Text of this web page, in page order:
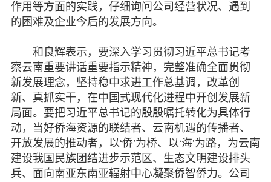
作用等方面的实践，仔细询问公司经营状况、遇到
的困难及企业今后的发展方向。
和良辉表示，要深入学习贯彻习近平总书记考
察云南重要讲话重要指示精神，完整准确全面贯彻
新发展理念，坚持稳中求进工作总基调，改革创
新、真抓实干，在中国式现代化进程中开创发展新
局面。要把习近平总书记的殷殷嘱托转化为具体行
动，当好侨海资源的联结者、云南机遇的传播者、
开放发展的推动者，以‘侨’为桥、以‘海’为路，为云南
建设我国民族团结进步示范区、生态文明建设排头
兵、面向南亚东南亚辐射中心凝聚侨智侨力。公司